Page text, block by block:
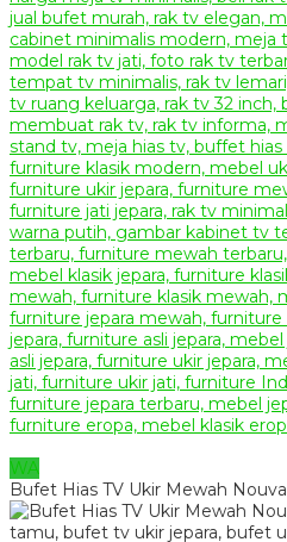
WA
Bufet Hias TV Ukir Mewah Nouva